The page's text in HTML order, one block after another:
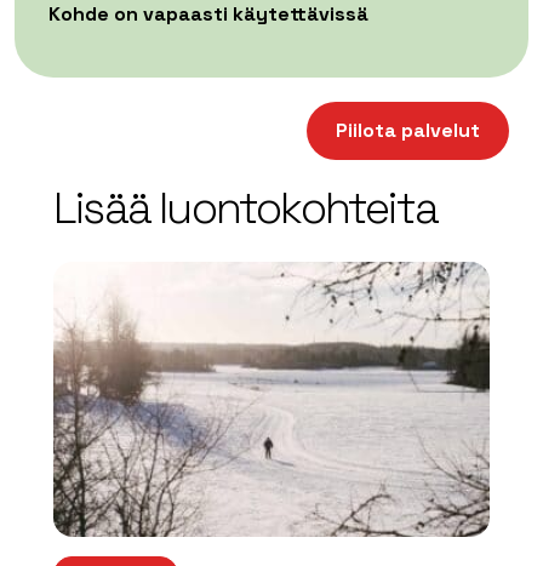
Kohde on vapaasti käytettävissä
Leaflet| ©OpenStreetMap
Piilota palvelut
Lisää luontokohteita
array(0) { }